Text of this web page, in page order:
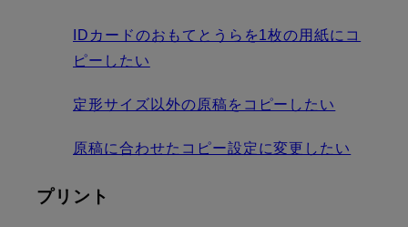
IDカードのおもてとうらを1枚の用紙にコ
ピーしたい
定形サイズ以外の原稿をコピーしたい
原稿に合わせたコピー設定に変更したい
プリント